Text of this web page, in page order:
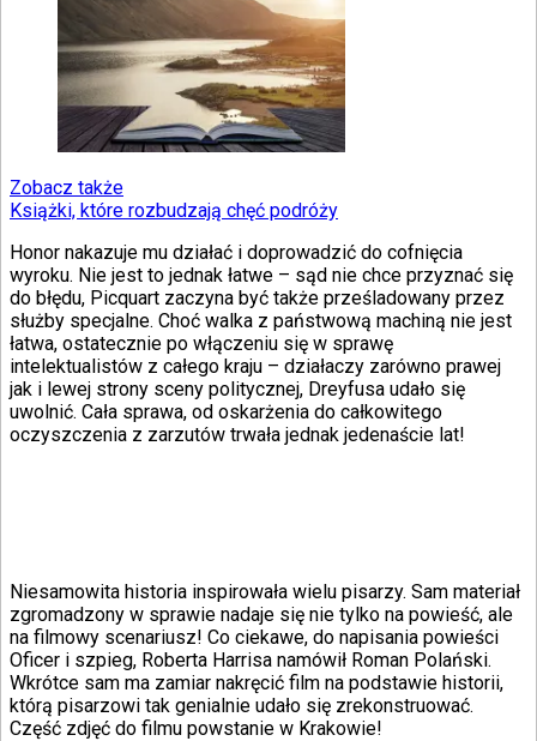
Zobacz także
Książki, które rozbudzają chęć podróży
Honor nakazuje mu działać i doprowadzić do cofnięcia
wyroku. Nie jest to jednak łatwe – sąd nie chce przyznać się
do błędu, Picquart zaczyna być także prześladowany przez
służby specjalne. Choć walka z państwową machiną nie jest
łatwa, ostatecznie po włączeniu się w sprawę
intelektualistów z całego kraju – działaczy zarówno prawej
jak i lewej strony sceny politycznej, Dreyfusa udało się
uwolnić. Cała sprawa, od oskarżenia do całkowitego
oczyszczenia z zarzutów trwała jednak jedenaście lat!
Niesamowita historia inspirowała wielu pisarzy. Sam materiał
zgromadzony w sprawie nadaje się nie tylko na powieść, ale
na filmowy scenariusz! Co ciekawe, do napisania powieści
Oficer i szpieg, Roberta Harrisa namówił Roman Polański.
Wkrótce sam ma zamiar nakręcić film na podstawie historii,
którą pisarzowi tak genialnie udało się zrekonstruować.
Część zdjęć do filmu powstanie w Krakowie!